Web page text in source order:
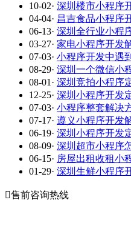
10-02· 深圳楼市小程序
04-04· 昌吉食品小程序
06-13· 深圳全行业小程
03-27· 家电小程序开发
07-03· 小程序开发中遇
08-29· 深圳一个微信小
08-01· 深圳竞拍小程序
12-25· 深圳小程序开发
07-03· 小程序整套解决
07-17· 遵义小程序开发
06-19· 深圳小程序开发
08-09· 深圳超市小程序
06-15· 房屋出租收租小
01-29· 深圳生鲜小程序
售前咨询热线